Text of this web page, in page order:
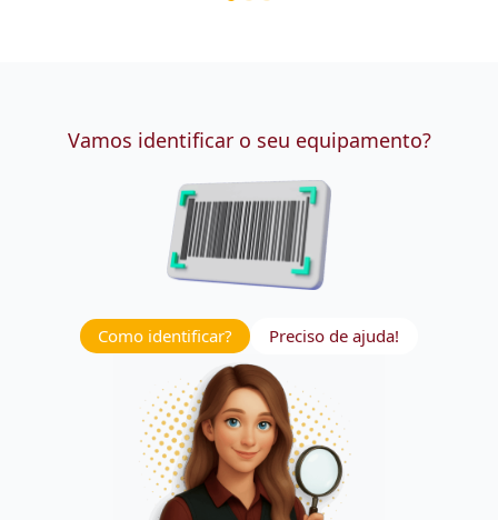
Vamos identificar o seu equipamento?
Como identificar? Preciso de ajuda!